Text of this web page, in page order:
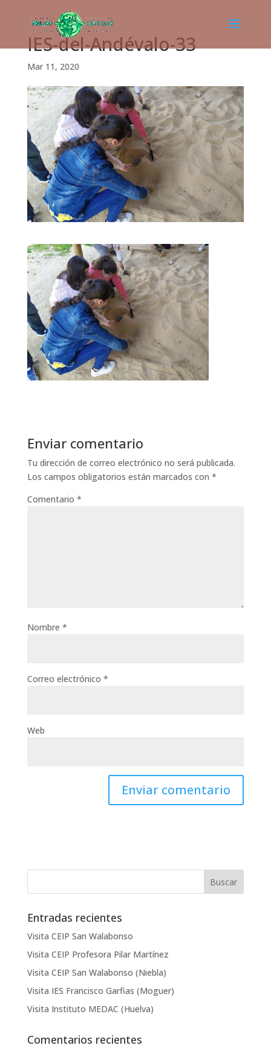
IES-del-Andévalo-33
Mar 11, 2020
Enviar comentario
Tu dirección de correo electrónico no será publicada.
Los campos obligatorios están marcados con *
Comentario *
Nombre *
Correo electrónico *
Web
Entradas recientes
Visita CEIP San Walabonso
Visita CEIP Profesora Pilar Martínez
Visita CEIP San Walabonso (Niebla)
Visita IES Francisco Garfias (Moguer)
Visita Instituto MEDAC (Huelva)
Comentarios recientes